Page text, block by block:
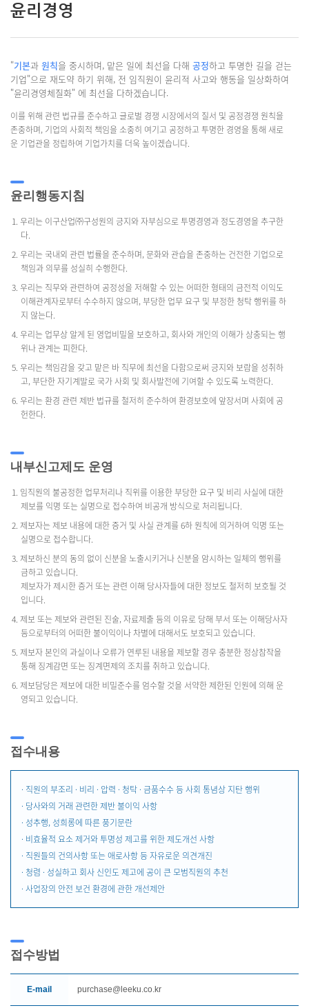
윤리경영
"기본과 원칙을 중시하며, 맡은 일에 최선을 다해 공정하고 투명한 길을 걷는
기업"으로 재도약 하기 위해, 전 임직원이 윤리적 사고와 행동을 일상화하여
"윤리경영체질화" 에 최선을 다하겠습니다.
이를 위해 관련 법규를 준수하고 글로벌 경쟁 시장에서의 질서 및 공정경쟁 원칙을
존중하며, 기업의 사회적 책임을 소중히 여기고 공정하고 투명한 경영을 통해 새로
운 기업관을 정립하여 기업가치를 더욱 높이겠습니다.
윤리행동지침
1. 우리는 이구산업㈜구성원의 긍지와 자부심으로 투명경영과 정도경영을 추구한
다.
2. 우리는 국내외 관련 법률을 준수하며, 문화와 관습을 존중하는 건전한 기업으로
책임과 의무를 성실히 수행한다.
3. 우리는 직무와 관련하여 공정성을 저해할 수 있는 어떠한 형태의 금전적 이익도
이해관계자로부터 수수하지 않으며, 부당한 업무 요구 및 부정한 청탁 행위를 하
지 않는다.
4. 우리는 업무상 알게 된 영업비밀을 보호하고, 회사와 개인의 이해가 상충되는 행
위나 관계는 피한다.
5. 우리는 책임감을 갖고 맡은 바 직무에 최선을 다함으로써 긍지와 보람을 성취하
고, 부단한 자기계발로 국가 사회 및 회사발전에 기여할 수 있도록 노력한다.
6. 우리는 환경 관련 제반 법규를 철저히 준수하여 환경보호에 앞장서며 사회에 공
헌한다.
내부신고제도 운영
1. 임직원의 불공정한 업무처리나 직위를 이용한 부당한 요구 및 비리 사실에 대한
제보를 익명 또는 실명으로 접수하여 비공개 방식으로 처리됩니다.
2. 제보자는 제보 내용에 대한 증거 및 사실 관계를 6하 원칙에 의거하여 익명 또는
실명으로 접수합니다.
3. 제보하신 분의 동의 없이 신분을 노출시키거나 신분을 암시하는 일체의 행위를
금하고 있습니다.
제보자가 제시한 증거 또는 관련 이해 당사자들에 대한 정보도 철저히 보호될 것
입니다.
4. 제보 또는 제보와 관련된 진술, 자료제출 등의 이유로 당해 부서 또는 이해당사자
등으로부터의 어떠한 불이익이나 차별에 대해서도 보호되고 있습니다.
5. 제보자 본인의 과실이나 오류가 연루된 내용을 제보할 경우 충분한 정상참작을
통해 징계감면 또는 징계면제의 조치를 취하고 있습니다.
6. 제보담당은 제보에 대한 비밀준수를 엄수할 것을 서약한 제한된 인원에 의해 운
영되고 있습니다.
접수내용
· 직원의 부조리 · 비리 · 압력 · 청탁 · 금품수수 등 사회 통념상 지탄 행위
· 당사와의 거래 관련한 제반 불이익 사항
· 성추행, 성희롱에 따른 풍기문란
· 비효율적 요소 제거와 투명성 제고를 위한 제도개선 사항
· 직원들의 건의사항 또는 애로사항 등 자유로운 의견개진
· 청렴 · 성실하고 회사 신인도 제고에 공이 큰 모범직원의 추천
· 사업장의 안전 보건 환경에 관한 개선제안
접수방법
E-mail purchase@leeku.co.kr